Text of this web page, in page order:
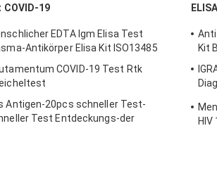
COVID-19
EDTA Igm Elisa Test
Antikörper Elisa Kit ISO13485
COVID-19 Test Rtk
Antigen-20pcs schneller Test-
Test Entdeckungs-der
Kit